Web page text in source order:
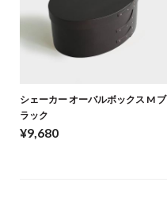
シェーカー オーバルボックス M ブ
ラック
¥9,680